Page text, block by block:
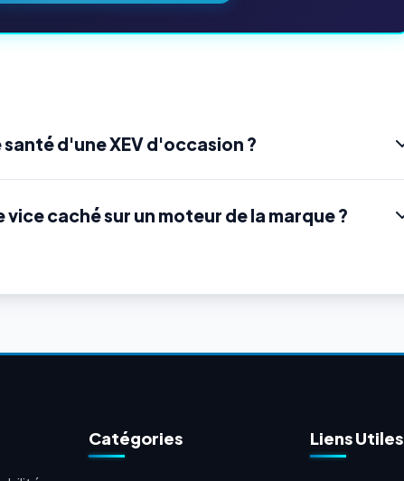
d'une XEV d'occasion ?
caché sur un moteur de la marque ?
Catégories Liens Utiles